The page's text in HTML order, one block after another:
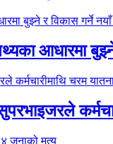
आधारमा